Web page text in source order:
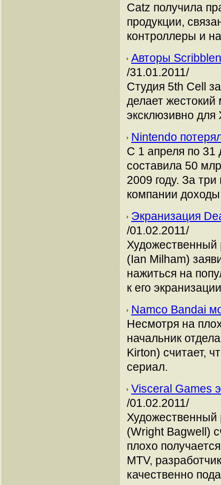
Catz получила
продукции,
контроллеры и
Авторы
/31.01.2011/
Студия 5th Cell
делает жестокий
эксклюзивно
Nintendo
С 1 апреля по 31
составила 50
2009 году. За
компании
Экранизация
/01.02.2011/
(Ian Milham)
нажиться на
к его
Namco Bandai
Несмотря на
начальник
Kirton) считает,
сериал.
Visceral Games
/01.02.2011/
Художественный
(Wright Bagwell)
плохо
MTV,
качественно